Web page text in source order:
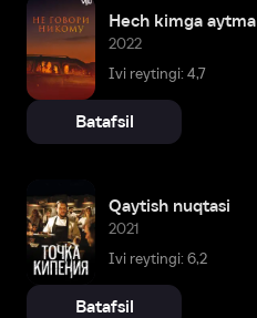
Hech kimga aytma
2022
Ivi reytingi: 4,7
Batafsil
Qaytish nuqtasi
2021
Ivi reytingi: 6,2
Batafsil